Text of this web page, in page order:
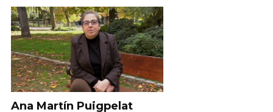
Ana Martín Puigpelat